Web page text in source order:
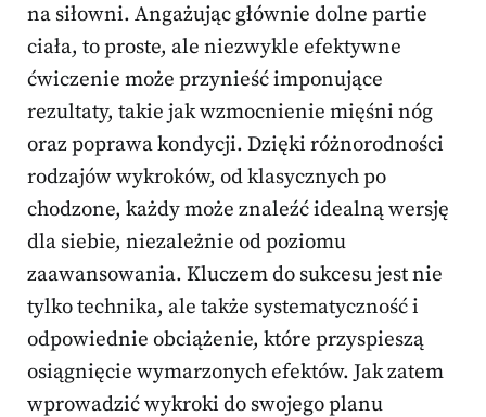
na siłowni. Angażując głównie dolne partie
ciała, to proste, ale niezwykle efektywne
ćwiczenie może przynieść imponujące
rezultaty, takie jak wzmocnienie mięśni nóg
oraz poprawa kondycji. Dzięki różnorodności
rodzajów wykroków, od klasycznych po
chodzone, każdy może znaleźć idealną wersję
dla siebie, niezależnie od poziomu
zaawansowania. Kluczem do sukcesu jest nie
tylko technika, ale także systematyczność i
odpowiednie obciążenie, które przyspieszą
osiągnięcie wymarzonych efektów. Jak zatem
wprowadzić wykroki do swojego planu